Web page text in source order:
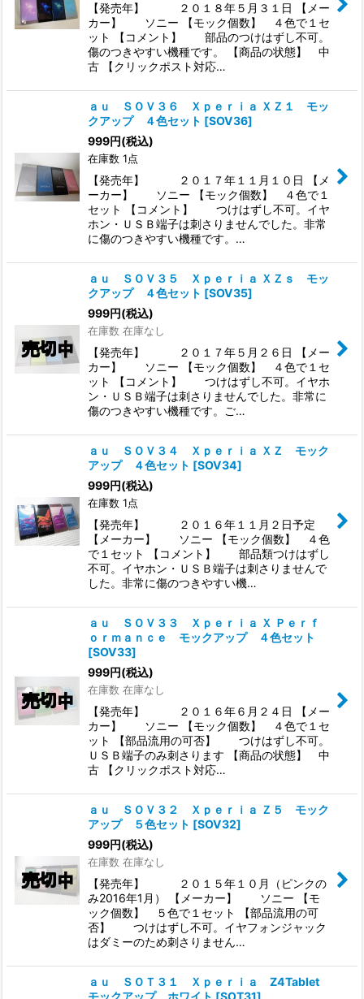
【発売年】 ２０１８年５月３１日 【メー
カー】 ソニー 【モック個数】 ４色で１セ
ット 【コメント】 部品のつけはずし不可。
傷のつきやすい機種です。 【商品の状態】 中
古 【クリックポスト対応…
ａｕ ＳＯＶ３６ Ｘｐｅｒｉａ ＸＺ１ モッ
クアップ ４色セット [SOV36]
999円(税込)
在庫数 1点
【発売年】 ２０１７年１１月１０日 【メ
ーカー】 ソニー 【モック個数】 ４色で１
セット 【コメント】 つけはずし不可。イヤ
ホン・ＵＳＢ端子は刺さりませんでした。非常
に傷のつきやすい機種です。…
ａｕ ＳＯＶ３５ Ｘｐｅｒｉａ ＸＺｓ モッ
クアップ ４色セット [SOV35]
999円(税込)
在庫数 在庫なし
【発売年】 ２０１７年５月２６日 【メー
カー】 ソニー 【モック個数】 ４色で１セ
ット 【コメント】 つけはずし不可。イヤホ
ン・ＵＳＢ端子は刺さりませんでした。非常に
傷のつきやすい機種です。ご…
ａｕ ＳＯＶ３４ Ｘｐｅｒｉａ ＸＺ モック
アップ ４色セット [SOV34]
999円(税込)
在庫数 1点
【発売年】 ２０１６年１１月２日予定
【メーカー】 ソニー 【モック個数】 ４色
で１セット 【コメント】 部品類つけはずし
不可。イヤホン・ＵＳＢ端子は刺さりませんで
した。非常に傷のつきやすい機…
ａｕ ＳＯＶ３３ Ｘｐｅｒｉａ Ｘ Ｐｅｒｆ
ｏｒｍａｎｃｅ モックアップ ４色セット
[SOV33]
999円(税込)
在庫数 在庫なし
【発売年】 ２０１６年６月２４日 【メー
カー】 ソニー 【モック個数】 ４色で１セ
ット 【部品流用の可否】 つけはずし不可。
ＵＳＢ端子のみ刺さります 【商品の状態】 中
古 【クリックポスト対応…
ａｕ ＳＯＶ３２ Ｘｐｅｒｉａ Ｚ５ モック
アップ ５色セット [SOV32]
999円(税込)
在庫数 在庫なし
【発売年】 ２０１５年１０月（ピンクの
み2016年1月） 【メーカー】 ソニー 【モ
ック個数】 ５色で１セット 【部品流用の可
否】 つけはずし不可。イヤフォンジャック
はダミーのため刺さりません…
ａｕ ＳＯＴ３１ Ｘｐｅｒｉａ Z4Tablet